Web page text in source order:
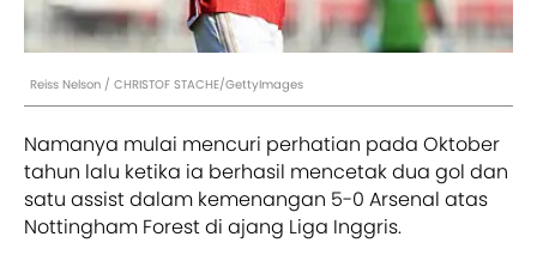
Reiss Nelson / CHRISTOF STACHE/GettyImages
Namanya mulai mencuri perhatian pada Oktober
tahun lalu ketika ia berhasil mencetak dua gol dan
satu assist dalam kemenangan 5-0 Arsenal atas
Nottingham Forest di ajang Liga Inggris.